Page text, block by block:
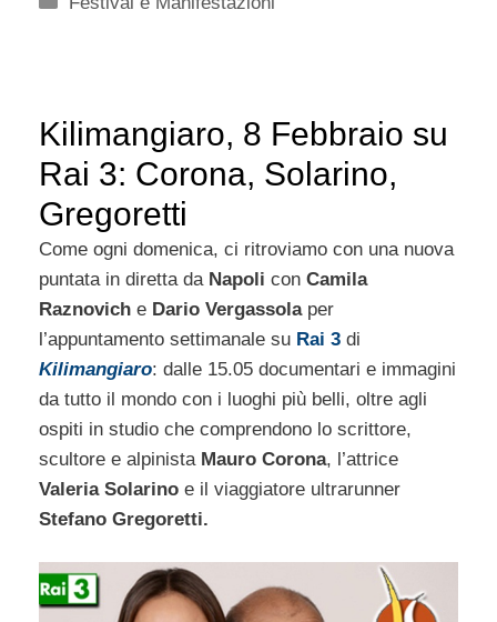
Kilimangiaro, 8 Febbraio su
Rai 3: Corona, Solarino,
Gregoretti
Come ogni domenica, ci ritroviamo con una nuova
puntata in diretta da Napoli con Camila
Raznovich e Dario Vergassolaper
l’appuntamento settimanale su Rai 3 di
Kilimangiaro: dalle 15.05 documentari e immagini
da tutto il mondo con i luoghi più belli, oltre agli
ospiti in studio che comprendono lo scrittore,
scultore e alpinista Mauro Corona, l’attrice
Valeria Solarino e il viaggiatore ultrarunner
Stefano Gregoretti.